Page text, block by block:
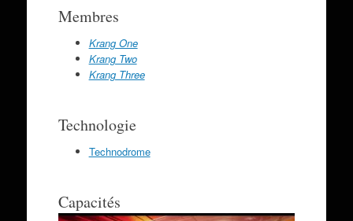
Membres
Krang One
Krang Two
Krang Three
Technologie
Technodrome
Capacités